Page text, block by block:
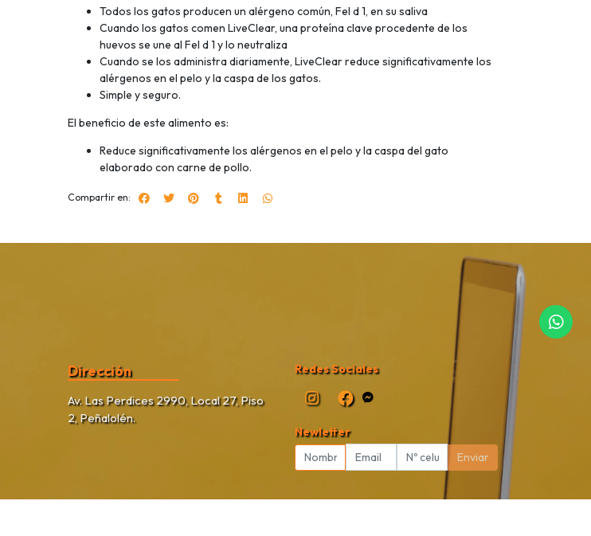
Todos los gatos producen un alérgeno común, Fel d 1, en su saliva
Cuando los gatos comen LiveClear, una proteína clave procedente de los
huevos se une al Fel d 1 y lo neutraliza
Cuando se los administra diariamente, LiveClear reduce significativamente los
alérgenos en el pelo y la caspa de los gatos.
Simple y seguro.
El beneficio de este alimento es:
Reduce significativamente los alérgenos en el pelo y la caspa del gato
elaborado con carne de pollo.
Compartir en:
Dirección
Av. Las Perdices 2990, Local 27, Piso
2, Peñalolén.
Redes Sociales
Newletter
Enviar